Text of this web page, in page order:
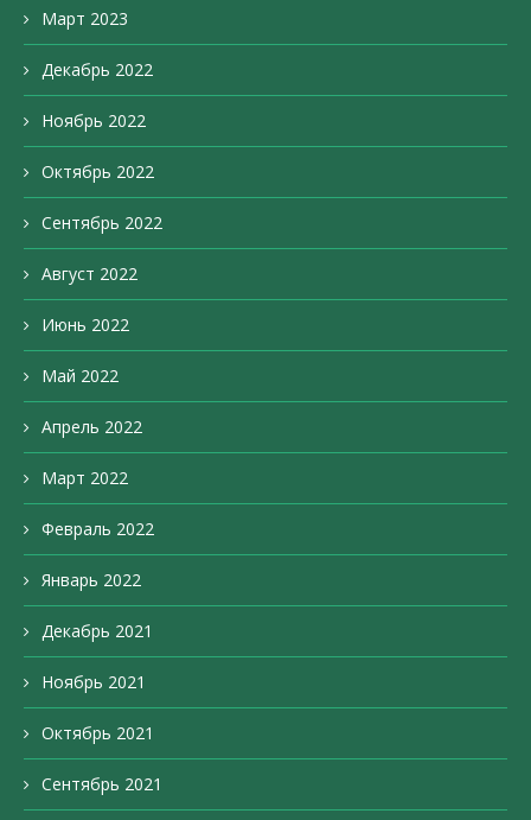
Март 2023
Декабрь 2022
Ноябрь 2022
Октябрь 2022
Сентябрь 2022
Август 2022
Июнь 2022
Май 2022
Апрель 2022
Март 2022
Февраль 2022
Январь 2022
Декабрь 2021
Ноябрь 2021
Октябрь 2021
Сентябрь 2021